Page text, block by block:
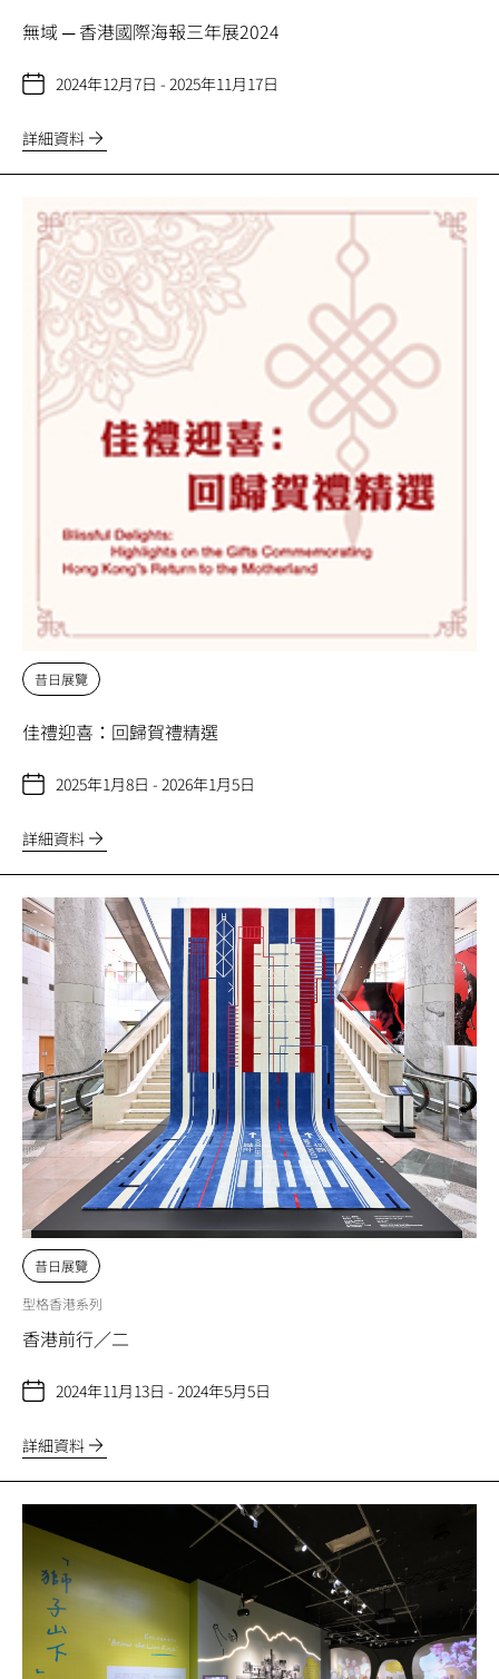
無域 ─ 香港國際海報三年展2024
2024年12月7日 - 2025年11月17日
詳細資料
昔日展覽
佳禮迎喜：回歸賀禮精選
2025年1月8日 - 2026年1月5日
詳細資料
昔日展覽
型格香港系列
香港前行／二
2024年11月13日 - 2024年5月5日
詳細資料